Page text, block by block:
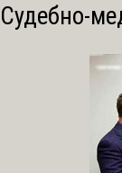
Судебно-